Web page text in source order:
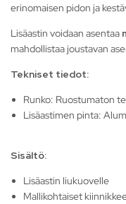
erinomaisen pidon ja
Lisäastin voidaan asentaa
mahdollistaa joustavan
Tekniset tiedot:
Runko: Ruostumaton
Lisäastimen pinta:
Sisältö:
Lisäastin liukuovelle
Mallikohtaiset